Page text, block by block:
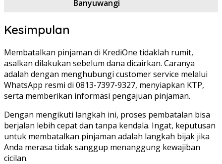
Banyuwangi
Kesimpulan
Membatalkan pinjaman di KrediOne tidaklah rumit,
asalkan dilakukan sebelum dana dicairkan. Caranya
adalah dengan menghubungi customer service melalui
WhatsApp resmi di 0813-7397-9327, menyiapkan KTP,
serta memberikan informasi pengajuan pinjaman.
Dengan mengikuti langkah ini, proses pembatalan bisa
berjalan lebih cepat dan tanpa kendala. Ingat, keputusan
untuk membatalkan pinjaman adalah langkah bijak jika
Anda merasa tidak sanggup menanggung kewajiban
cicilan.